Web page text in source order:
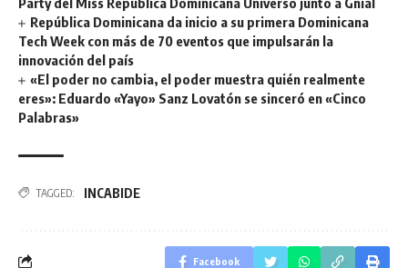
República Dominicana da inicio a su primera Dominicana
Tech Week con más de 70 eventos que impulsarán la
innovación del país
«El poder no cambia, el poder muestra quién realmente
eres»: Eduardo «Yayo» Sanz Lovatón se sinceró en «Cinco
Palabras»
TAGGED: INCABIDE
Facebook